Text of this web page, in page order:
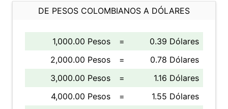
DE PESOS COLOMBIANOS A DÓLARES
1,000.00 Pesos =
0.39 Dólares
2,000.00 Pesos
=
0.78 Dólares
3,000.00 Pesos
=
1.16 Dólares
4,000.00 Pesos
=
1.55 Dólares